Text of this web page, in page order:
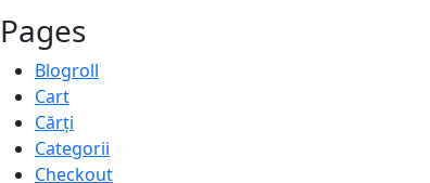
Pages
Blogroll
Cart
Cărți
Categorii
Checkout